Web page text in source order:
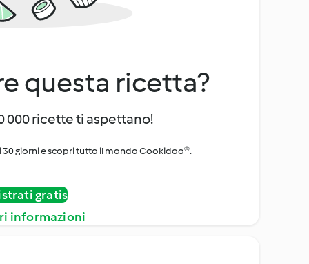
questa ricetta?
000 ricette ti aspettano!
giorni e scopri tutto il mondo Cookidoo®.
gratis
informazioni